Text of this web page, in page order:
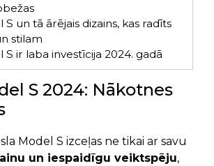
S un tā ārējais dizains, kas radīts
stilam
S ir laba investīcija 2024. gadā
S 2024: Nākotnes
Model S izceļas ne tikai ar savu
un iespaidīgu veiktspēju,